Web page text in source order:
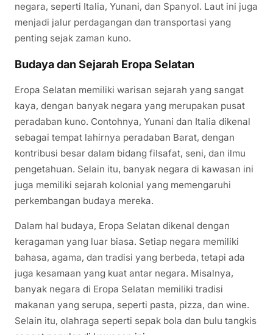
negara, seperti Italia, Yunani, dan Spanyol. Laut ini juga
menjadi jalur perdagangan dan transportasi yang
penting sejak zaman kuno.
Budaya dan Sejarah Eropa Selatan
Eropa Selatan memiliki warisan sejarah yang sangat
kaya, dengan banyak negara yang merupakan pusat
peradaban kuno. Contohnya, Yunani dan Italia dikenal
sebagai tempat lahirnya peradaban Barat, dengan
kontribusi besar dalam bidang filsafat, seni, dan ilmu
pengetahuan. Selain itu, banyak negara di kawasan ini
juga memiliki sejarah kolonial yang memengaruhi
perkembangan budaya mereka.
Dalam hal budaya, Eropa Selatan dikenal dengan
keragaman yang luar biasa. Setiap negara memiliki
bahasa, agama, dan tradisi yang berbeda, tetapi ada
juga kesamaan yang kuat antar negara. Misalnya,
banyak negara di Eropa Selatan memiliki tradisi
makanan yang serupa, seperti pasta, pizza, dan wine.
Selain itu, olahraga seperti sepak bola dan bulu tangkis